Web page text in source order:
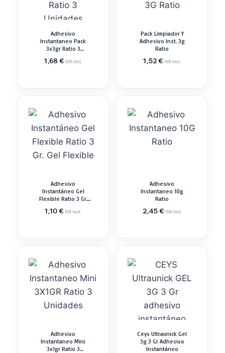
Adhesivo
Instantaneo Pack
3x3gr Ratio 3
1,68€ IVA incl.
Pack Limpiador Y
Adhesivo Inst. 3g
Ratio
1,52€ IVA incl.
Adhesivo
Instantáneo Gel
Flexible Ratio 3 Gr.
1,10€ IVA incl.
Adhesivo
Instantaneo 10g
Ratio
2,45€ IVA incl.
Adhesivo
Instantaneo Mini
3x1gr Ratio 3
Ceys Ultraunick Gel
3g 3 Gr Adhesivo
Instantáneo